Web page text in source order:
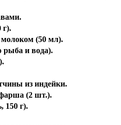
г).
(50 мл).
рыба и вода).
из индейки.
(2 шт.).
150 г).